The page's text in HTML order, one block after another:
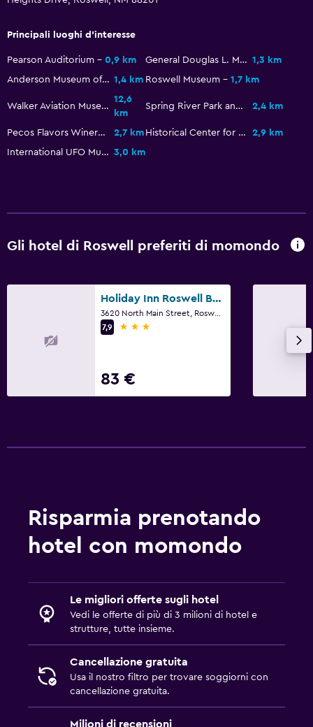
Servizio navetta (gratuito)
Media e intrattenimento
Lavanderia
Servizio lavanderia
Ferro e asse da stiro
Cuscino di piume
Moquette
Deposito disponibile
Spazio di lavoro
Fax/fotocopie
Esterno
Sedie a sdraio
Principali luoghi d'interesse
Pearson Auditorium 0,9 km General Douglas L. McBride Military Museum 1,3 km
Anderson Museum of Contemporary Art 1,4 km Roswell Museum 1,7 km
Walker Aviation Museum
12,6
km
Spring River Park and Zoo 2,4 km
Pecos Flavors Winery 2,7 km Historical Center for Southeast New Mexico
2,9 km
International UFO Museum 3,0 km
Gli hotel di Roswell preferiti di momondo
Holiday Inn Roswell By IHG
7,9
3 stelle
83 €
Risparmia prenotando
hotel con momondo
Le migliori offerte sugli hotel
Vedi le offerte di più di 3 milioni di hotel e
strutture, tutte insieme.
Cancellazione gratuita
Usa il nostro filtro per trovare soggiorni con
cancellazione gratuita.
Milioni di recensioni